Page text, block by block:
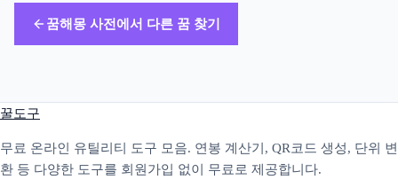
꿈해몽 사전에서 다른 꿈 찾기
꿀도구
무료 온라인 유틸리티 도구 모음. 연봉 계산기, QR코드 생성, 단위 변
환 등 다양한 도구를 회원가입 없이 무료로 제공합니다.